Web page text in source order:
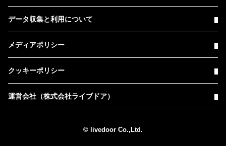
データ収集と利用について
メディアポリシー
クッキーポリシー
運営会社（株式会社ライブドア）
© livedoor Co.,Ltd.